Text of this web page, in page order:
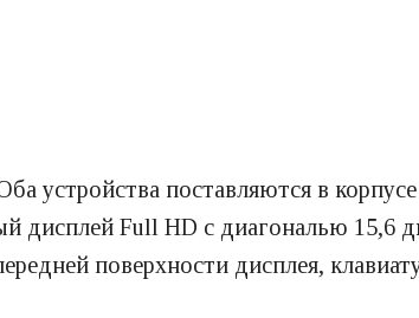
устройства поставляются в
дисплей Full HD с диагональю
поверхности дисплея,